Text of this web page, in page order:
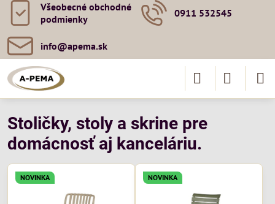
Všeobecné obchodné
podmienky
0911 532545
info​@apema​.sk
Stoličky, stoly a skrine pre
domácnosť aj kanceláriu.
NOVINKA NOVINKA